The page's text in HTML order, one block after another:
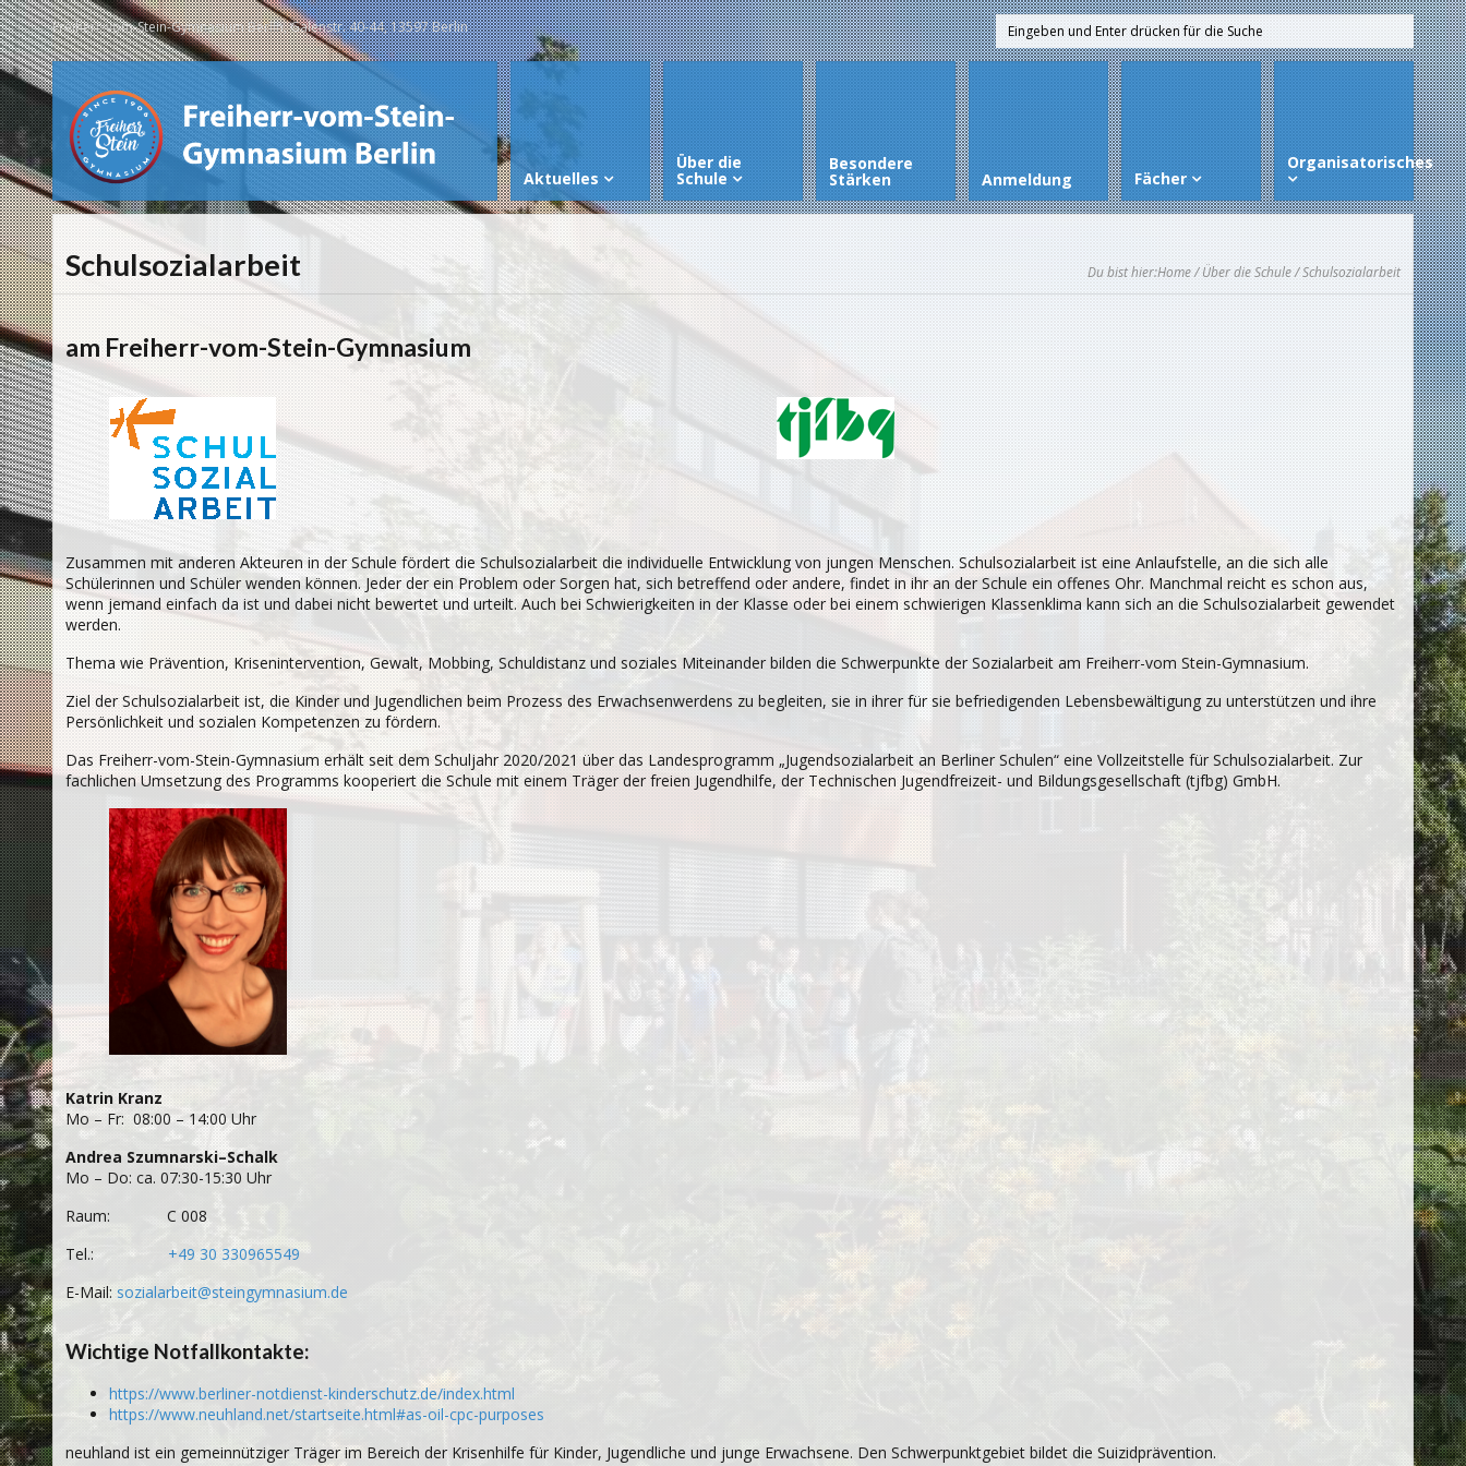
Freiherr-vom-Stein-Gymnasium Berlin, Galenstr. 40-44, 13597 Berlin
Aktuelles
Über die
Schule
Besondere
Stärken Anmeldung Fächer
Organisatorisches
Schulsozialarbeit Du bist hier:Home/Über die Schule/ Schulsozialarbeit
am Freiherr-vom-Stein-Gymnasium
Zusammen mit anderen Akteuren in der Schule fördert die Schulsozialarbeit die individuelle Entwicklung von jungen Menschen. Schulsozialarbeit ist eine Anlaufstelle, an die sich alle
Schülerinnen und Schüler wenden können. Jeder der ein Problem oder Sorgen hat, sich betreffend oder andere, findet in ihr an der Schule ein offenes Ohr. Manchmal reicht es schon aus,
wenn jemand einfach da ist und dabei nicht bewertet und urteilt. Auch bei Schwierigkeiten in der Klasse oder bei einem schwierigen Klassenklima kann sich an die Schulsozialarbeit gewendet
werden.
Thema wie Prävention, Krisenintervention, Gewalt, Mobbing, Schuldistanz und soziales Miteinander bilden die Schwerpunkte der Sozialarbeit am Freiherr-vom Stein-Gymnasium.
Ziel der Schulsozialarbeit ist, die Kinder und Jugendlichen beim Prozess des Erwachsenwerdens zu begleiten, sie in ihrer für sie befriedigenden Lebensbewältigung zu unterstützen und ihre
Persönlichkeit und sozialen Kompetenzen zu fördern.
Das Freiherr-vom-Stein-Gymnasium erhält seit dem Schuljahr 2020/2021 über das Landesprogramm „Jugendsozialarbeit an Berliner Schulen“ eine Vollzeitstelle für Schulsozialarbeit. Zur
fachlichen Umsetzung des Programms kooperiert die Schule mit einem Träger der freien Jugendhilfe, der Technischen Jugendfreizeit- und Bildungsgesellschaft (tjfbg) GmbH.
Katrin Kranz
Mo – Fr: 08:00 – 14:00 Uhr
Andrea Szumnarski–Schalk
Mo – Do: ca. 07:30-15:30 Uhr
Raum: C 008
Tel.: +49 30 330965549
E-Mail: sozialarbeit@steingymnasium.de
Wichtige Notfallkontakte:
https://www.berliner-notdienst-kinderschutz.de/index.html
https://www.neuhland.net/startseite.html#as-oil-cpc-purposes
neuhland ist ein gemeinnütziger Träger im Bereich der Krisenhilfe für Kinder, Jugendliche und junge Erwachsene. Den Schwerpunktgebiet bildet die Suizidprävention.